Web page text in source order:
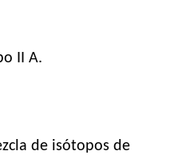
II A.
de isótopos de